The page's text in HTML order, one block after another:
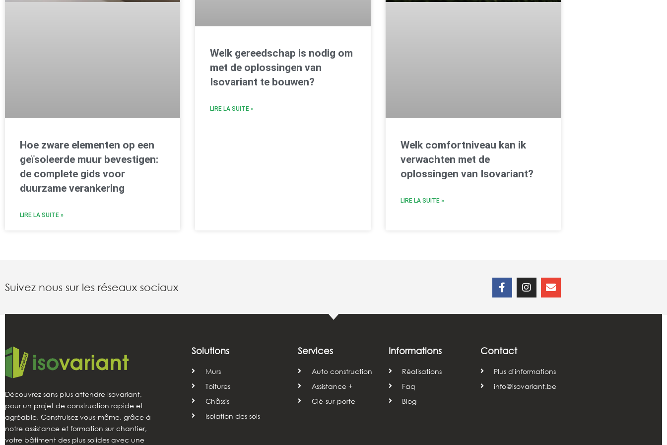
Hoe zware elementen op een
geïsoleerde muur bevestigen:
de complete gids voor
duurzame verankering
LIRE LA SUITE »
Welk gereedschap is nodig om
met de oplossingen van
Isovariant te bouwen?
LIRE LA SUITE »
Welk comfortniveau kan ik
verwachten met de
oplossingen van Isovariant?
LIRE LA SUITE »
Suivez nous sur les réseaux sociaux
Découvrez sans plus attendre Isovariant,
pour un projet de construction rapide et
agréable. Construisez vous-même, grâce à
notre assistance et formation sur chantier,
votre bâtiment des plus solides avec une
Solutions
Murs
Toitures
Châssis
Isolation des sols
Services
Auto construction
Assistance +
Clé-sur-porte
Informations
Réalisations
Faq
Blog
Contact
Plus d'informations
info@isovariant.be